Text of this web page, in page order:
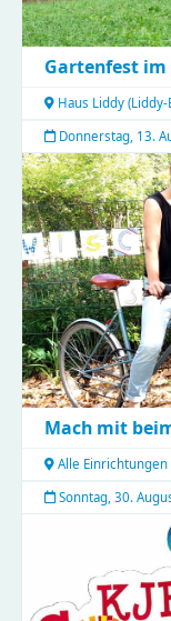
Gartenfest im
Haus Liddy (
Donnerstag, 13.
Mach mit
Alle Einrichtungen
Sonntag, 30.